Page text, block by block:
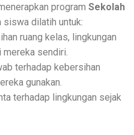
program Sekolah
siswa dilatih untuk:
ruang kelas, lingkungan
sendiri.
terhadap kebersihan
gunakan.
terhadap lingkungan sejak